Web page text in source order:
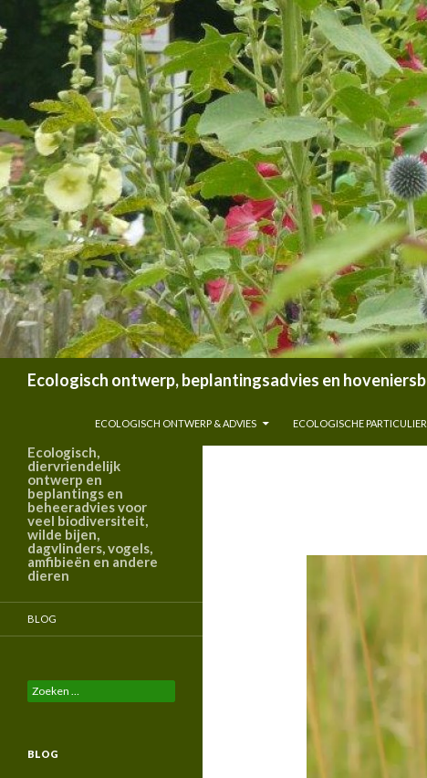
Ecologisch ontwerp, beplantingsadvies en
ECOLOGISCH ONTWERP & ADVIES
ECOLOGISCHE
Ecologisch,
diervriendelijk
ontwerp en
beplantings en
beheeradvies voor
veel biodiversiteit,
wilde bijen,
dagvlinders, vogels,
amfibieën en andere
dieren
BLOG
Zoeken
naar:
BLOG